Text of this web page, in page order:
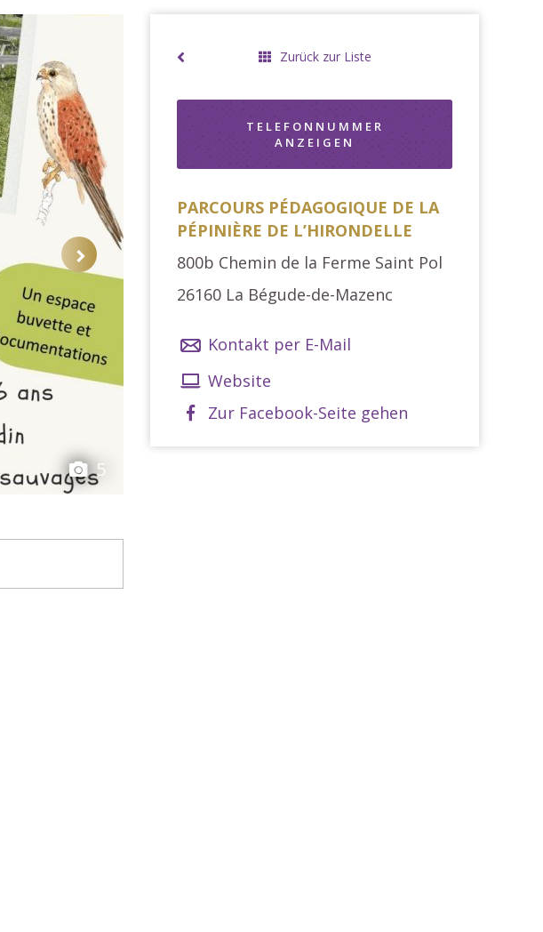
5
Zurück zur Liste
TELEFONNUMMER
ANZEIGEN
PARCOURS PÉDAGOGIQUE DE LA
PÉPINIÈRE DE L’HIRONDELLE
800b Chemin de la Ferme Saint Pol
26160 La Bégude-de-Mazenc
Kontakt per E-Mail
Website
Zur Facebook-Seite gehen